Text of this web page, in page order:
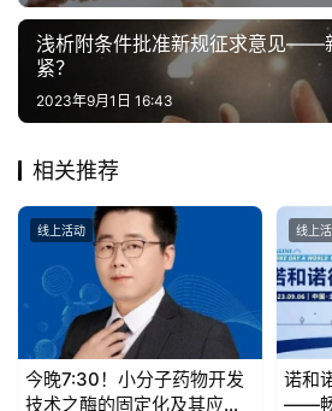
浅析附条件批准新规征求意见——
紧？
2023年9月1日 16:43
相关推荐
线上活动
今晚7:30！小分子药物开发
技术之酶的固定化及其应用 |
线上
诺和
——畅